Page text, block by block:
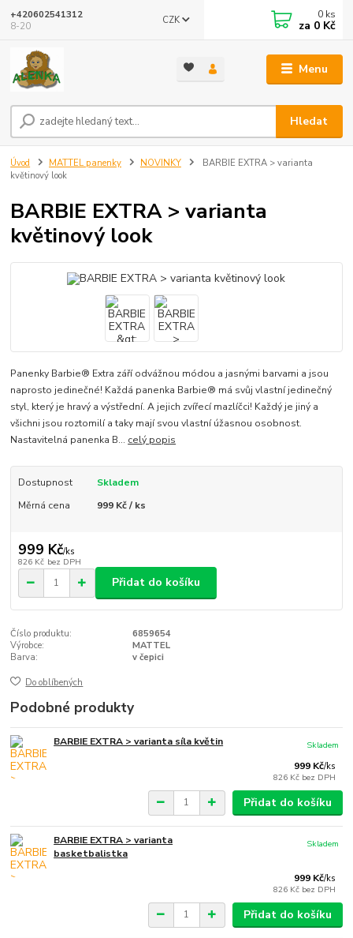
Menu
CZK
Hledat
+420602541312
8-20
0 ks
za 0 Kč
Úvod MATTEL panenky NOVINKY
BARBIE EXTRA > varianta
květinový look
BARBIE EXTRA > varianta
květinový look
Panenky Barbie® Extra září odvážnou módou a jasnými barvami a jsou
naprosto jedinečné! Každá panenka Barbie® má svůj vlastní jedinečný
styl, který je hravý a výstřední. A jejich zvířecí mazlíčci! Každý je jiný a
všichni jsou roztomilí a taky mají svou vlastní úžasnou osobnost.
Nastavitelná panenka B... celý popis
Dostupnost
Skladem
Měrná cena
999 Kč / ks
999 Kč/ks
826 Kč bez DPH
Přidat do košíku
Číslo produktu:
6859654
Výrobce:
MATTEL
Barva:
v čepici
Do oblíbených
Podobné produkty
BARBIE EXTRA > varianta síla květin
999 Kč/ks
826 Kč bez DPH
Skladem
Přidat do košíku
BARBIE EXTRA > varianta
basketbalistka
999 Kč/ks
826 Kč bez DPH
Skladem
Přidat do košíku